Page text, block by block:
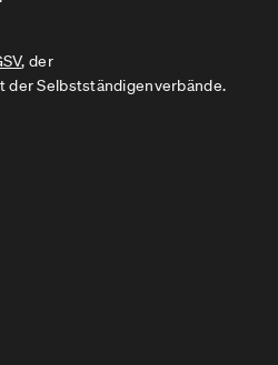
, der
der Selbstständigenverbände.